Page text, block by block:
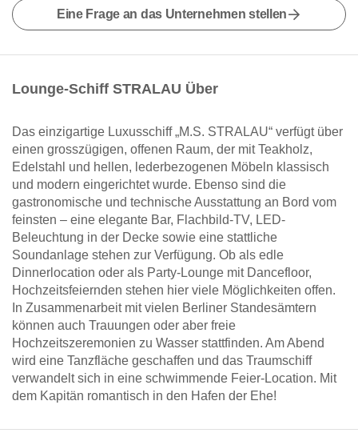
Eine Frage an das Unternehmen stellen
Lounge-Schiff STRALAU Über
Das einzigartige Luxusschiff „M.S. STRALAU“ verfügt über
einen grosszügigen, offenen Raum, der mit Teakholz,
Edelstahl und hellen, lederbezogenen Möbeln klassisch
und modern eingerichtet wurde. Ebenso sind die
gastronomische und technische Ausstattung an Bord vom
feinsten – eine elegante Bar, Flachbild-TV, LED-
Beleuchtung in der Decke sowie eine stattliche
Soundanlage stehen zur Verfügung. Ob als edle
Dinnerlocation oder als Party-Lounge mit Dancefloor,
Hochzeitsfeiernden stehen hier viele Möglichkeiten offen.
In Zusammenarbeit mit vielen Berliner Standesämtern
können auch Trauungen oder aber freie
Hochzeitszeremonien zu Wasser stattfinden. Am Abend
wird eine Tanzfläche geschaffen und das Traumschiff
verwandelt sich in eine schwimmende Feier-Location. Mit
dem Kapitän romantisch in den Hafen der Ehe!